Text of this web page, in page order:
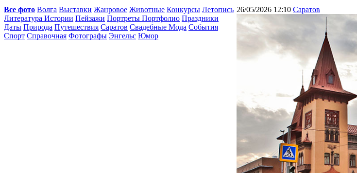
Все фото Волга Выставки Жанровое Животные Конкурсы Летопись
Литература Истории Пейзажи Портреты Портфолио Праздники
Даты Природа Путешествия Саратов Свадебные Мода События
Спорт Справочная Фотографы Энгельс Юмор
26/05/2026 12:10 Саратов